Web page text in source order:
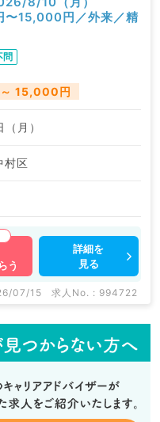
15,000円／外来／精
問
15,000円
月）
村区
う
詳細を
見る
07/15 求人No. : 994722